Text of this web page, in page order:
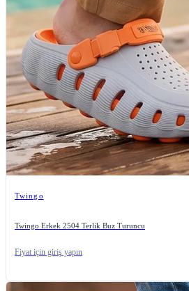
Twingo
Twingo Erkek 2504 Terlik Buz Turuncu
Fiyat için giriş yapın